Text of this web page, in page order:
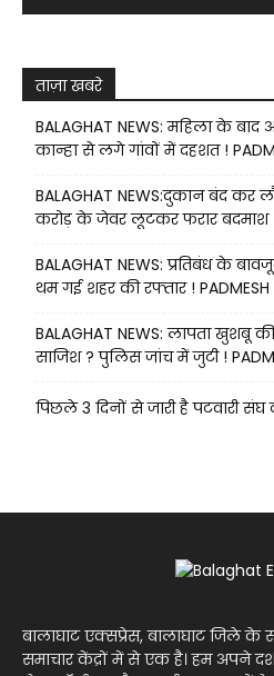
ताज़ा खबरे
BALAGHAT NEWS: महिला के
कान्हा से लगे गांवों में दहशत !
BALAGHAT NEWS:दुकान बंद कर
करोड़ के जेवर लूटकर फरार बदमाश !
BALAGHAT NEWS: प्रतिबंध के
थम गई शहर की रफ्तार ! PADMESH
BALAGHAT NEWS: लापता खुशबू
साजिश ? पुलिस जांच में जुटी !
पिछले 3 दिनों से जारी है पटवारी
बालाघाट एक्सप्रेस, बालाघाट जिले के
समाचार केंद्रों में से एक है। हम अपने